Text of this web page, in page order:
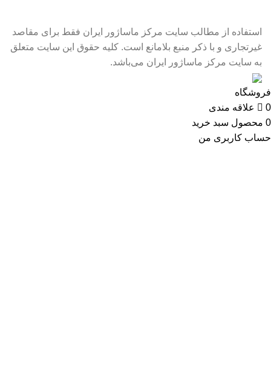
استفاده از مطالب سایت مرکز ماساژور ایران فقط برای مقاصد
غیرتجاری و با ذکر منبع بلامانع است. کلیه حقوق این سایت متعلق
به سایت مرکز ماساژور ایران می‌باشد.
فروشگاه
0
علاقه مندی
0 محصول سبد خرید
حساب کاربری من